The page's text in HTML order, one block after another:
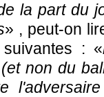
la part du
» , peut-on
suivantes : «
non du